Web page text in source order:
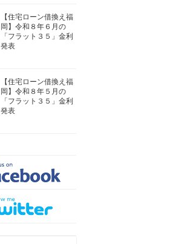
【住宅ローン借換え福
岡】令和８年６月の
「フラット３５」金利
発表
【住宅ローン借換え福
岡】令和８年５月の
「フラット３５」金利
発表